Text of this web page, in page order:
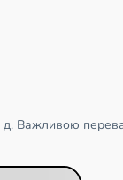
д. Важливою